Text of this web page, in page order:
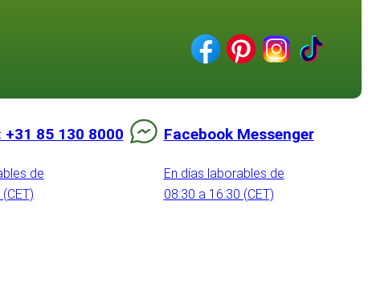
85 130 8000
de
Facebook Messenger
En días laborables de
08:30 a 16:30 (CET)